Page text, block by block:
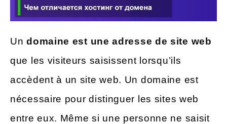
Undomaine est une adresse de site web
que les visiteurs saisissent lorsqu’ils
accèdent à un site web. Un domaine est
nécessaire pour distinguer les sites web
entre eux. Même si une personne ne saisit